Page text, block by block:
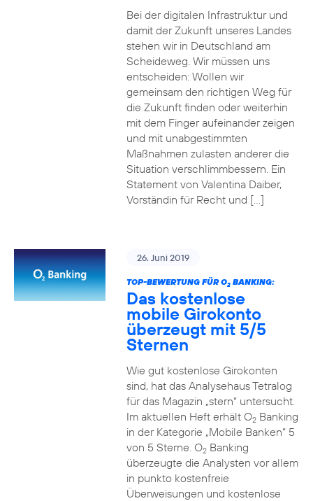
Bei der digitalen Infrastruktur und
damit der Zukunft unseres Landes
stehen wir in Deutschland am
Scheideweg. Wir müssen uns
entscheiden: Wollen wir
gemeinsam den richtigen Weg für
die Zukunft finden oder weiterhin
mit dem Finger aufeinander zeigen
und mit unabgestimmten
Maßnahmen zulasten anderer die
Situation verschlimmbessern. Ein
Statement von Valentina Daiber,
Vorständin für Recht und […]
26. Juni 2019
TOP-BEWERTUNG FÜR O2BANKING:
Das kostenlose
mobile Girokonto
überzeugt mit 5/5
Sternen
Wie gut kostenlose Girokonten
sind, hat das Analysehaus Tetralog
für das Magazin „stern“ untersucht.
Im aktuellen Heft erhält O2Banking
in der Kategorie „Mobile Banken“ 5
von 5 Sterne. O2Banking
überzeugte die Analysten vor allem
in punkto kostenfreie
Überweisungen und kostenlose